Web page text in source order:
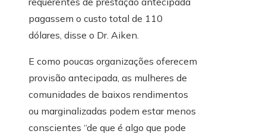
pagassem o custo total de 110
dólares, disse o Dr. Aiken.
E como poucas organizações oferecem
provisão antecipada, as mulheres de
comunidades de baixos rendimentos
ou marginalizadas podem estar menos
conscientes “de que é algo que pode